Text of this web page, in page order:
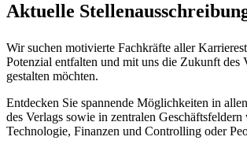
Aktuelle
Wir suchen motivierte Fachkräfte aller
Potenzial entfalten und mit uns die Zukunft des
gestalten möchten.
Entdecken Sie spannende Möglichkeiten in
des Verlags sowie in zentralen
Technologie, Finanzen und Controlling oder